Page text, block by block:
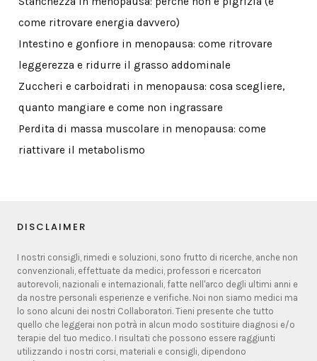
come ritrovare energia davvero)
Intestino e gonfiore in menopausa: come ritrovare
leggerezza e ridurre il grasso addominale
Zuccheri e carboidrati in menopausa: cosa scegliere,
quanto mangiare e come non ingrassare
Perdita di massa muscolare in menopausa: come
riattivare il metabolismo
DISCLAIMER
I nostri consigli, rimedi e soluzioni, sono frutto di ricerche, anche non
convenzionali, effettuate da medici, professori e ricercatori
autorevoli, nazionali e internazionali, fatte nell'arco degli ultimi anni e
da nostre personali esperienze e verifiche. Noi non siamo medici ma
lo sono alcuni dei nostri Collaboratori. Tieni presente che tutto
quello che leggerai non potrà in alcun modo sostituire diagnosi e/o
terapie del tuo medico. I risultati che possono essere raggiunti
utilizzando i nostri corsi, materiali e consigli, dipendono